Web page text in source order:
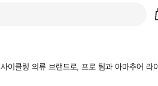
이클링 의류 브랜드로, 프로 팀과 아마추어 라이